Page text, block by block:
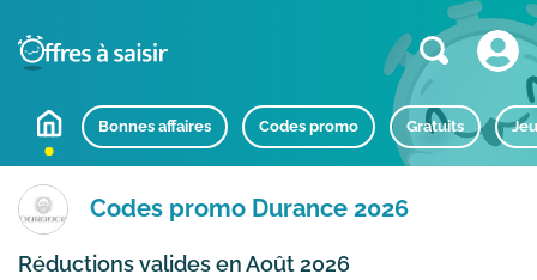
Bonnes affaires Codes promo Gratuits
Codes promo Durance 2026
Réductions valides en Août 2026